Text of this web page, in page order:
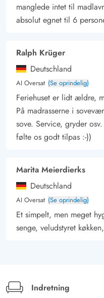
manglede intet til
absolut egnet til 6
Ralph Krüger
Deutschland
AI Oversat (Se oprindelig)
Feriehuset er lidt ældre,
På madrasserne i
sove. Service, gryder
følte os godt tilpas :-))
Marita Meierdierks
Deutschland
AI Oversat (Se oprindelig)
Et simpelt, men meget
senge, veludstyret
Indretning